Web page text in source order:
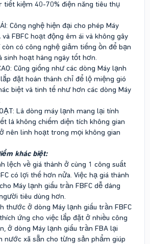
tiết kiệm 40-70% điện năng tiêu thụ
Công nghệ hiện đại cho phép Máy
FBFC hoạt động êm ái và không gây
có công nghệ giảm tiếng ồn để bạn
sinh hoạt hàng ngày tốt hơn.
Cũng giống như các dòng Máy lạnh
đặt hoàn thành chỉ để lộ miệng gió
biệt và tinh tế như hơn các dòng Máy
Là dòng máy lạnh mang lại tính
là không chiếm diện tích không gian
nên linh hoạt trong mọi không gian
khác biệt:
lệch về giá thành ở cùng 1 công suất
có lợi thế hơn nửa. Việc hạ giá thành
Máy lạnh giấu trần FBFC dễ dàng
tiêu dùng hơn.
thước ở dòng Máy lạnh giấu trần FBFC
ứng cho việc lắp đặt ở nhiều công
ở dòng Máy lạnh giấu trần FBA lại
nước xã sẵn cho từng sản phẩm giúp